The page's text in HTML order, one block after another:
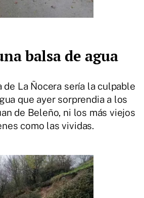
balsa de agua
de La Ñocera sería la culpable
que ayer sorprendia a los
de Beleño, ni los más viejos
como las vividas.